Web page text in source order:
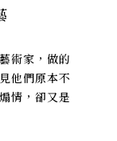
術家，做的
他們原本不
情，卻又是